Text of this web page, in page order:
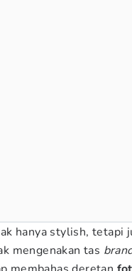
hanya stylish, tetapi
mengenakan tas